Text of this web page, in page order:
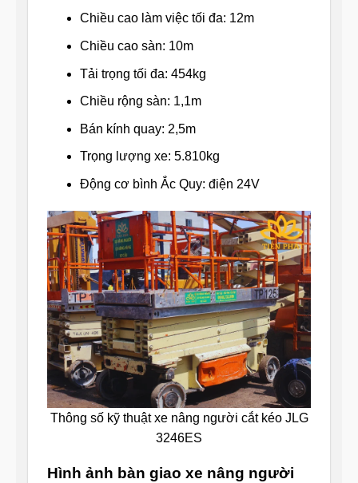
Chiều cao làm việc tối đa: 12m
Chiều cao sàn: 10m
Tải trọng tối đa: 454kg
Chiều rộng sàn: 1,1m
Bán kính quay: 2,5m
Trọng lượng xe: 5.810kg
Động cơ bình Ắc Quy: điện 24V
Thông số kỹ thuật xe nâng người cắt kéo JLG
3246ES
Hình ảnh bàn giao xe nâng người